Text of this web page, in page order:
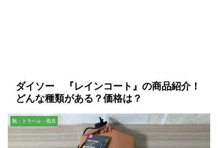
ダイソー 『レインコート』の商品紹介！
どんな種類がある？価格は？
靴・トラベル・雨具